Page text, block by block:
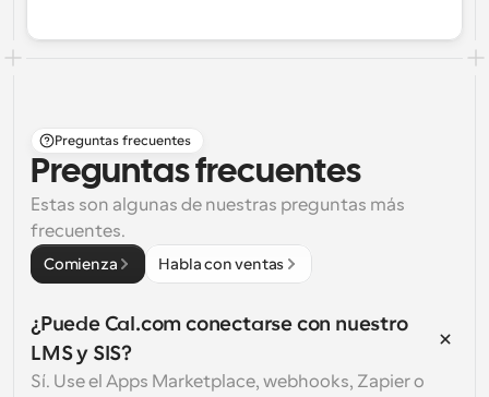
Preguntas frecuentes
Preguntas frecuentes
Estas son algunas de nuestras preguntas más
frecuentes.
Comienza Habla con ventas
¿Puede Cal.com conectarse con nuestro
LMS y SIS?
Sí. Use el Apps Marketplace, webhooks, Zapier o